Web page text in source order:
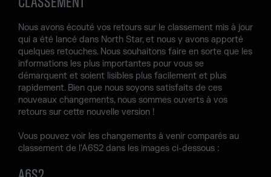
Nous avons écouté vos retours sur le classement mis à jour
qui a été lancé dans North Star, et nous y avons apporté
quelques retouches. Nous souhaitons faire en sorte que les
informations les plus importantes pour vous se
démarquent et soient lisibles plus facilement et plus
rapidement. Bien que nous soyons satisfaits de ces
nouveaux changements, nous sommes ouverts à vos
retours sur cette nouvelle version !
Vous pouvez voir les changements à venir comparés au
classement de l'A6S2 dans les images ci-dessous :